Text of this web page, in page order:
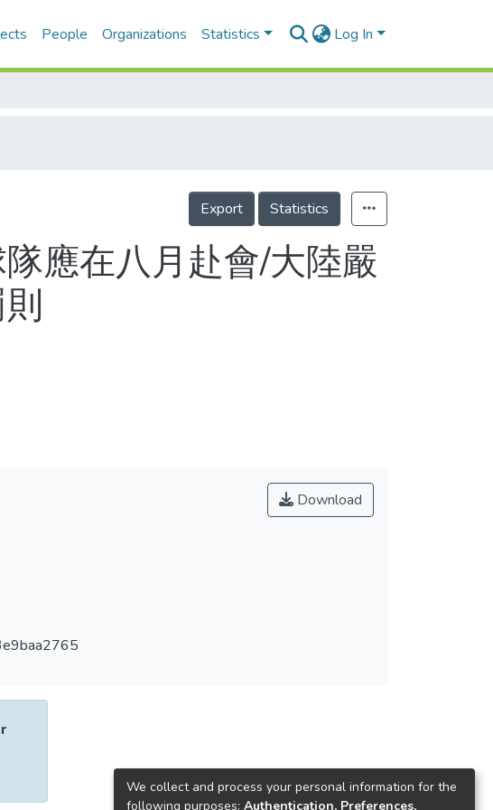
People Organizations Statistics Log In
Export Statistics
應在八月赴會/大陸嚴
Download
We collect and process your personal information for the
following purposes: Authentication, Preferences,